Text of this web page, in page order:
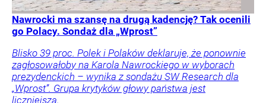
Nawrocki ma szansę na drugą kadencję? Tak ocenili
go Polacy. Sondaż dla „Wprost”
Blisko 39 proc. Polek i Polaków deklaruje, że ponownie
zagłosowałoby na Karola Nawrockiego w wyborach
prezydenckich – wynika z sondażu SW Research dla
„Wprost”. Grupa krytyków głowy państwa jest
liczniejsza.